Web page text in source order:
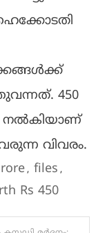
450
നല്‍കിയാണ്
വിവരം.
, files ,
Rs 450